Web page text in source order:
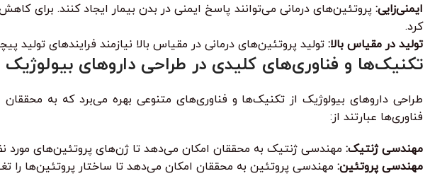
ایمنی‌زایی: پروتئین‌های درمانی می‌توانند پاسخ ایمنی در بدن بیمار ایجاد کنند. برای
کرد.
تولید در مقیاس بالا: تولید پروتئین‌های درمانی در مقیاس بالا نیازمند فرایندهای تولید
تکنیک‌ها و فناوری‌های کلیدی در طراحی داروهای بیولوژیک
طراحی داروهای بیولوژیک از تکنیک‌ها و فناوری‌های متنوعی بهره می‌برد که به
فناوری‌ها عبارتند از:
مهندسی ژنتیک: مهندسی ژنتیک به محققان امکان می‌دهد تا ژن‌های پروتئین‌های مورد
مهندسی پروتئین: مهندسی پروتئین به محققان امکان می‌دهد تا ساختار پروتئین‌ها را